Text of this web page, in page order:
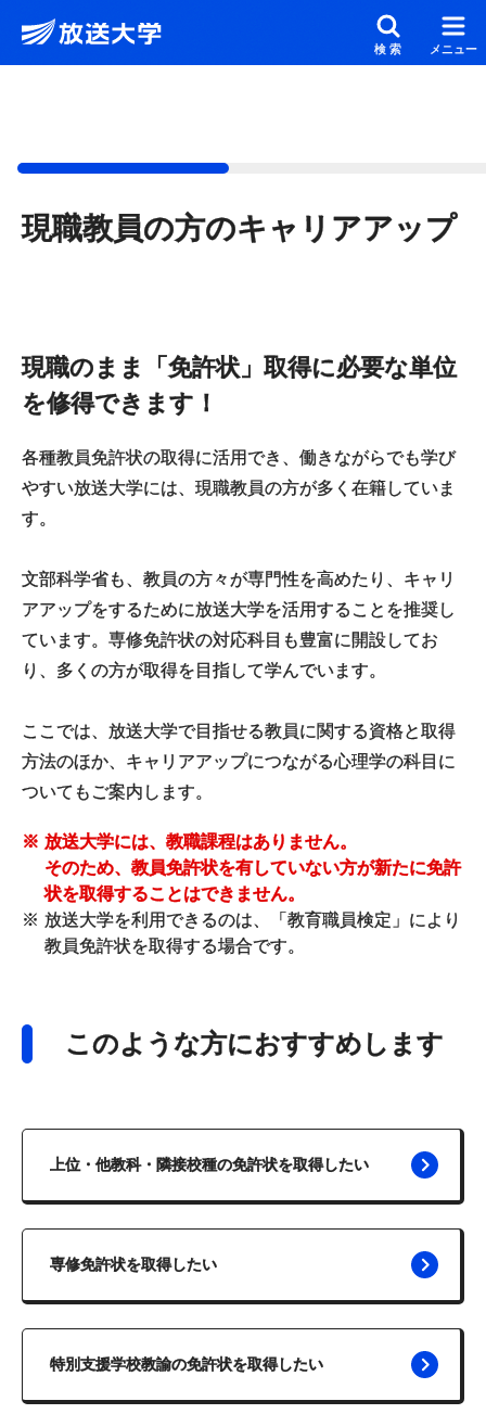
メインコンテンツにスキップ
検索 メニュー
現職教員の方のキャリアアップ
現職のまま「免許状」取得に必要な単位
を修得できます！
各種教員免許状の取得に活用でき、働きながらでも学び
やすい放送大学には、現職教員の方が多く在籍していま
す。
文部科学省も、教員の方々が専門性を高めたり、キャリ
アアップをするために放送大学を活用することを推奨し
ています。専修免許状の対応科目も豊富に開設してお
り、多くの方が取得を目指して学んでいます。
ここでは、放送大学で目指せる教員に関する資格と取得
方法のほか、キャリアアップにつながる心理学の科目に
ついてもご案内します。
※ 放送大学には、教職課程はありません。
そのため、教員免許状を有していない方が新たに免許
状を取得することはできません。
※ 放送大学を利用できるのは、「教育職員検定」により
教員免許状を取得する場合です。
このような方におすすめします
上位・他教科・隣接校種の免許状を取得したい
専修免許状を取得したい
特別支援学校教諭の免許状を取得したい